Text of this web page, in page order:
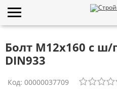
Болт М12х160 с ш/
DIN933
Код: 00000037709